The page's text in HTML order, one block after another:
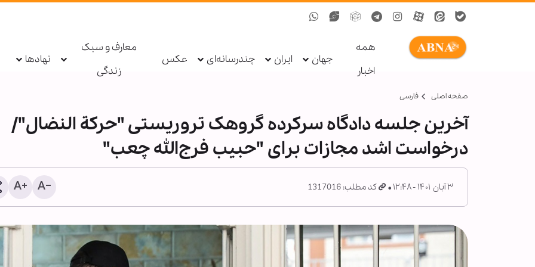
همه
اخبار
جهان ایران چندرسانه‌ای عکس
معارف و سبک
زندگی
نهادها
صفحه اصلی فارسی
آخرین جلسه دادگاه سرکرده گروهک تروریستی "حرکة النضال"/
درخواست اشد مجازات برای "حبیب فرج‌الله چعب"
۳ آبان ۱۴۰۱ - ۱۲:۴۸ کد مطلب: 1317016
عربستان آمار تلفات و
حملات یمن را محرمانه و
انتشار اعلام کرد